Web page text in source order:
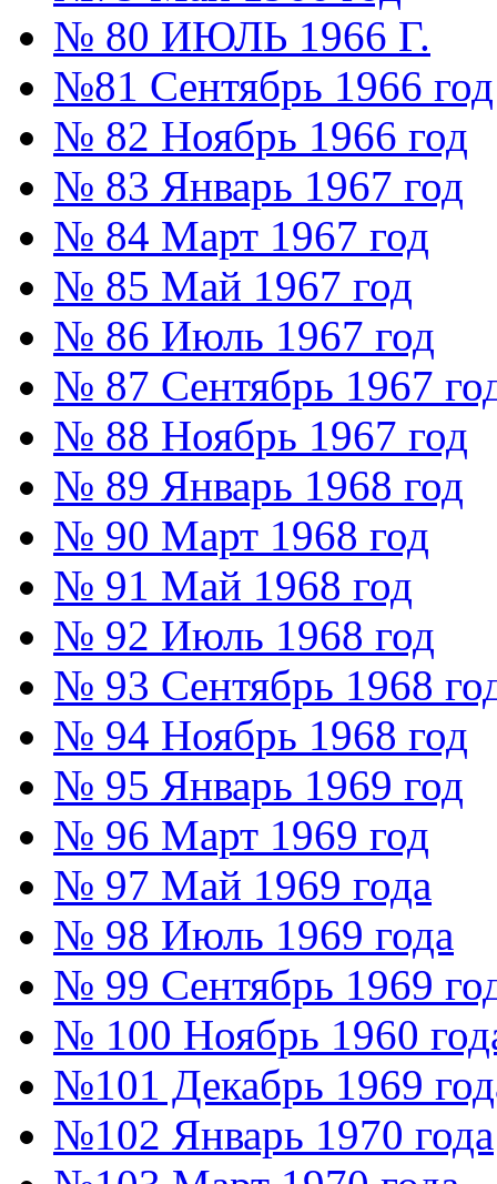
№ 80 ИЮЛЬ 1966 Г.
№81 Сентябрь 1966 год
№ 82 Ноябрь 1966 год
№ 83 Январь 1967 год
№ 84 Март 1967 год
№ 85 Май 1967 год
№ 86 Июль 1967 год
№ 87 Сентябрь 1967
№ 88 Ноябрь 1967 год
№ 89 Январь 1968 год
№ 90 Март 1968 год
№ 91 Май 1968 год
№ 92 Июль 1968 год
№ 93 Сентябрь 1968
№ 94 Ноябрь 1968 год
№ 95 Январь 1969 год
№ 96 Март 1969 год
№ 97 Май 1969 года
№ 98 Июль 1969 года
№ 99 Сентябрь 1969
№ 100 Ноябрь 1960
№101 Декабрь 1969
№102 Январь 1970 года